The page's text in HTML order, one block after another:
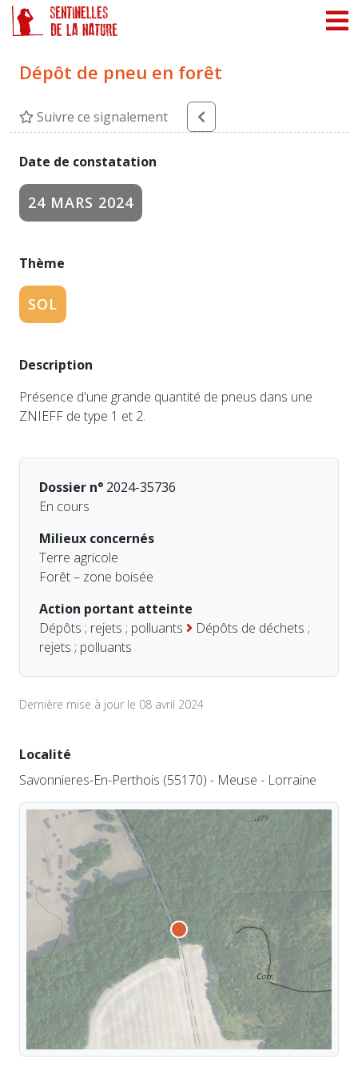
Dépôt de pneu en forêt
Suivre ce signalement
Date de constatation
24 MARS 2024
Thème
SOL
Description
Présence d'une grande quantité de pneus dans une
ZNIEFF de type 1 et 2.
Dossier n° 2024-35736
En cours
Milieux concernés
Terre agricole
Forêt – zone boisée
Action portant atteinte
Dépôts ; rejets ; polluants
Dépôts de déchets ;
rejets ; polluants
Dernière mise à jour le 08 avril 2024
Localité
Savonnieres-En-Perthois (55170) - Meuse - Lorraine
Panneau de gestion des cookies